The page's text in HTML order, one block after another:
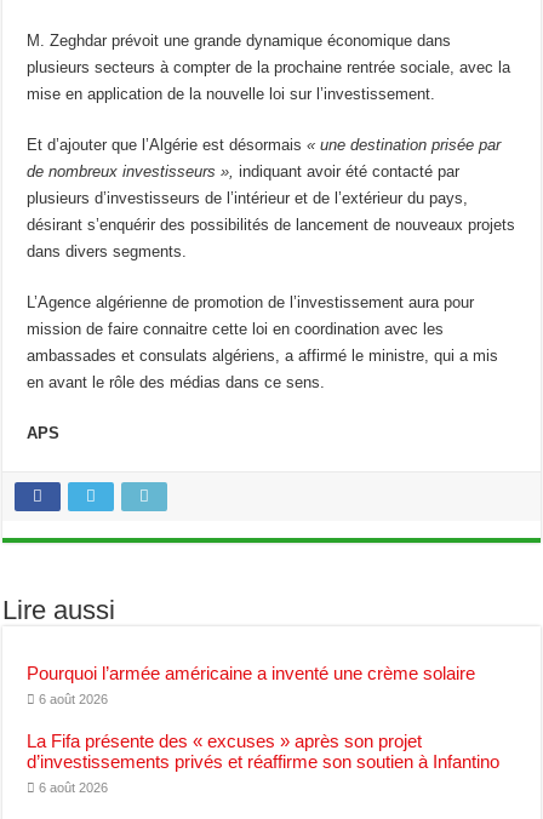
M. Zeghdar prévoit une grande dynamique économique dans
plusieurs secteurs à compter de la prochaine rentrée sociale, avec la
mise en application de la nouvelle loi sur l’investissement.
Et d’ajouter que l’Algérie est désormais« une destination prisée par
de nombreux investisseurs », indiquant avoir été contacté par
plusieurs d’investisseurs de l’intérieur et de l’extérieur du pays,
désirant s’enquérir des possibilités de lancement de nouveaux projets
dans divers segments.
L’Agence algérienne de promotion de l’investissement aura pour
mission de faire connaitre cette loi en coordination avec les
ambassades et consulats algériens, a affirmé le ministre, qui a mis
en avant le rôle des médias dans ce sens.
APS
Lire aussi
Pourquoi l’armée américaine a inventé une crème solaire
6 août 2026
La Fifa présente des « excuses » après son projet
d’investissements privés et réaffirme son soutien à Infantino
6 août 2026